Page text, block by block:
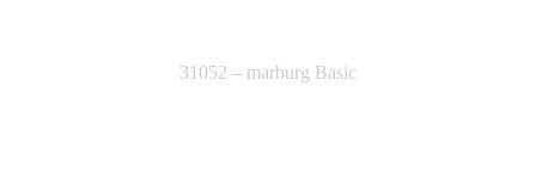
31052 – marburg Basic